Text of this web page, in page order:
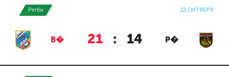
Регби 22 ОКТЯБРЯ
В� 21 : 14 Р�